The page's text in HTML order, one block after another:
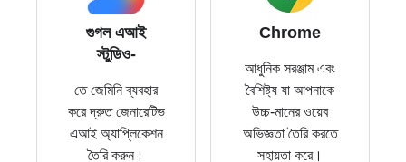
গুগল এআই
স্টুডিও-
তে জেমিনি ব্যবহার
করে দ্রুত জেনারেটিভ
এআই অ্যাপ্লিকেশন
তৈরি করুন।
Chrome
আধুনিক সরঞ্জাম এবং
বৈশিষ্ট্য যা আপনাকে
উচ্চ-মানের ওয়েব
অভিজ্ঞতা তৈরি করতে
সহায়তা করে।